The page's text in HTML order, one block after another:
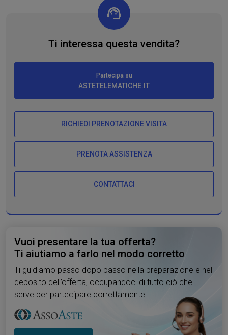
Ti interessa questa vendita?
Partecipa su
ASTETELEMATICHE.IT
RICHIEDI PRENOTAZIONE VISITA
PRENOTA ASSISTENZA
CONTATTACI
Vuoi presentare la tua offerta?
Ti aiutiamo a farlo nel modo corretto
Ti guidiamo passo dopo passo nella preparazione e nel
deposito dell’offerta, occupandoci di tutto ciò che
serve per partecipare correttamente.